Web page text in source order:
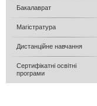
Бакалаврат
Магістратура
Дистанційне навчання
Сертифікатні освітні
програми